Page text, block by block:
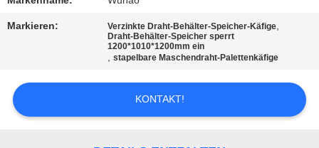
ZITAT
PRIVACY
Markieren: Verzinkte Draht-Behälter-Speicher-Käfige,
Draht-Behälter-Speicher sperrt
1200*1010*1200mm ein
,stapelbare Maschendraht-Palettenkäfige
KONTAKT!